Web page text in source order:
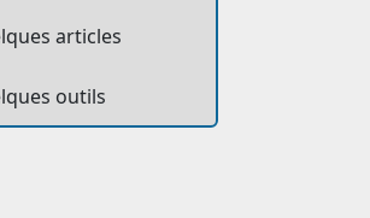
Lee, Directeur du W3C et inventeur
les personnes handicapées.
articles
outils